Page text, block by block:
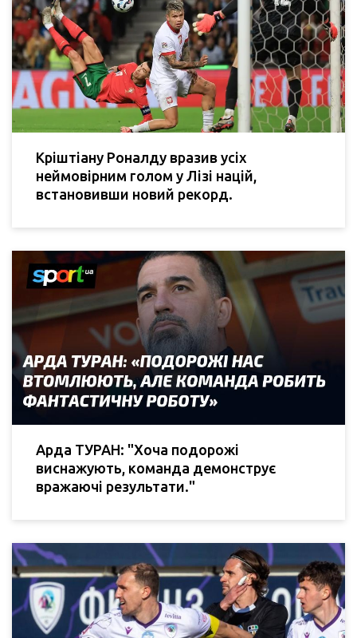
Кріштіану Роналду вразив усіх
неймовірним голом у Лізі націй,
встановивши новий рекорд.
Арда ТУРАН: "Хоча подорожі
виснажують, команда демонструє
вражаючі результати."